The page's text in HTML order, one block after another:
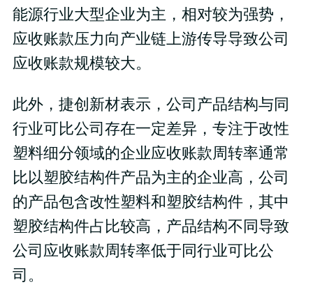
能源行业大型企业为主，相对较为强势，
应收账款压力向产业链上游传导导致公司
应收账款规模较大。
此外，捷创新材表示，公司产品结构与同
行业可比公司存在一定差异，专注于改性
塑料细分领域的企业应收账款周转率通常
比以塑胶结构件产品为主的企业高，公司
的产品包含改性塑料和塑胶结构件，其中
塑胶结构件占比较高，产品结构不同导致
公司应收账款周转率低于同行业可比公
司。